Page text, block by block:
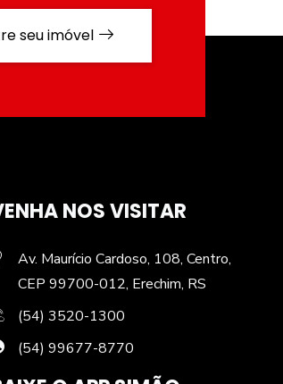
seu imóvel
NOS VISITAR
Av. Maurício Cardoso, 108, Centro,
CEP 99700-012, Erechim, RS
(54) 3520-1300
(54) 99677-8770